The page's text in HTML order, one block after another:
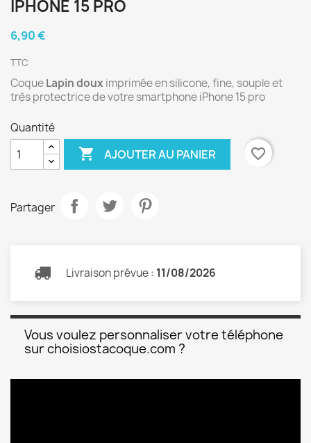
IPHONE 15 PRO
6,90 €
TTC
CoqueLapin douximprimée en silicone, fine, souple et
très protectrice de votre smartphone iPhone 15 pro
Quantité
 AJOUTER AU PANIER favorite_border
Partager
Livraison prévue : 11/08/2026
Vous voulez personnaliser votre téléphone
sur choisiostacoque.com ?